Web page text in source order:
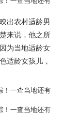
出农村适龄男
来说，他之所
为当地适龄女
适龄女孩儿，